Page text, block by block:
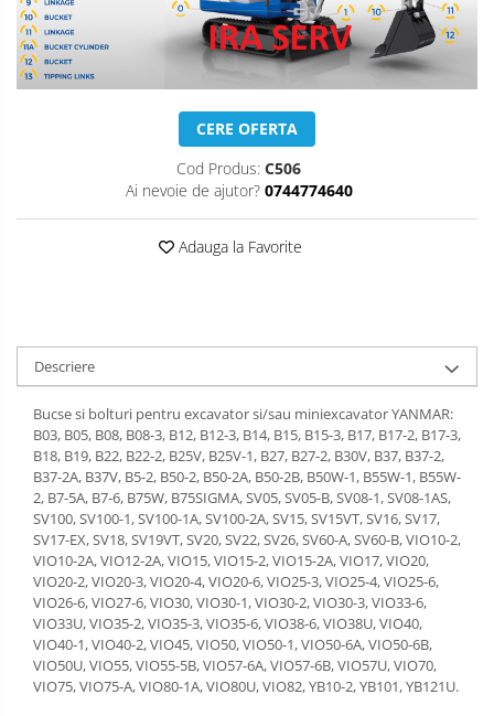
CERE OFERTA
Cod Produs: C506
Ai nevoie de ajutor? 0744774640
Adauga la Favorite
Descriere
Bucse si bolturi pentru excavator si/sau miniexcavator YANMAR:
B03, B05, B08, B08-3, B12, B12-3, B14, B15, B15-3, B17, B17-2, B17-3,
B18, B19, B22, B22-2, B25V, B25V-1, B27, B27-2, B30V, B37, B37-2,
B37-2A, B37V, B5-2, B50-2, B50-2A, B50-2B, B50W-1, B55W-1, B55W-
2, B7-5A, B7-6, B75W, B75SIGMA, SV05, SV05-B, SV08-1, SV08-1AS,
SV100, SV100-1, SV100-1A, SV100-2A, SV15, SV15VT, SV16, SV17,
SV17-EX, SV18, SV19VT, SV20, SV22, SV26, SV60-A, SV60-B, VIO10-2,
VIO10-2A, VIO12-2A, VIO15, VIO15-2, VIO15-2A, VIO17, VIO20,
VIO20-2, VIO20-3, VIO20-4, VIO20-6, VIO25-3, VIO25-4, VIO25-6,
VIO26-6, VIO27-6, VIO30, VIO30-1, VIO30-2, VIO30-3, VIO33-6,
VIO33U, VIO35-2, VIO35-3, VIO35-6, VIO38-6, VIO38U, VIO40,
VIO40-1, VIO40-2, VIO45, VIO50, VIO50-1, VIO50-6A, VIO50-6B,
VIO50U, VIO55, VIO55-5B, VIO57-6A, VIO57-6B, VIO57U, VIO70,
VIO75, VIO75-A, VIO80-1A, VIO80U, VIO82, YB10-2, YB101, YB121U.